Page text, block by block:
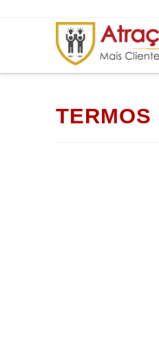
TERMOS